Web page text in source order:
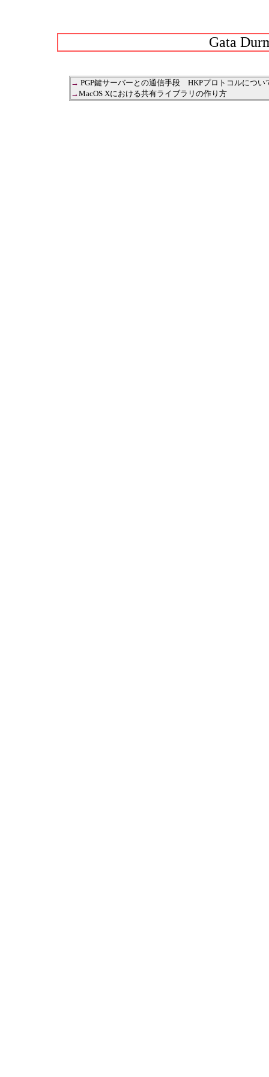
Gata
→ PGP鍵サーバーとの通信手段 HKPプロトコルについ
→MacOS Xにおける共有ライブラリの作り方